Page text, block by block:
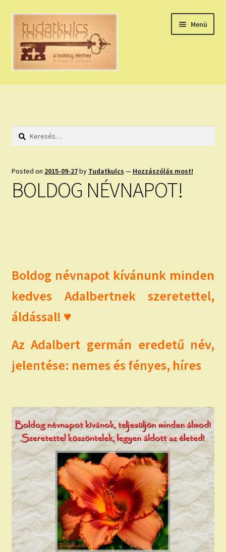
Ugrás
navigációhoz
Kilépés
tartalomba
Menü
HÚZZ EGY KÁRTYÁT!
HOLDNAPTÁR
NAPI ASZTROLÓGIA
ÍRJ NEKEM!
IRATKOZZ FEL A VIDEÓ CSATORNÁNKRA!
AJÁNDÉKOKKAL!
Keresés:
Posted on 2015-09-27by Tudatkulcs — Hozzászólás most!
BOLDOG NÉVNAPOT!
Boldog névnapot kívánunk minden
kedves Adalbertnek szeretettel,
áldással! ♥
Az Adalbert germán eredetű név,
jelentése: nemes és fényes, híres